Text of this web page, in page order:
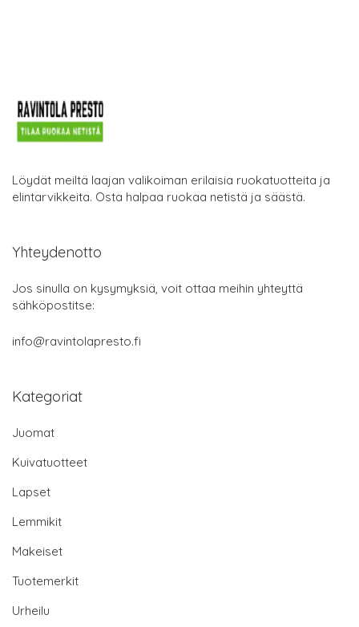
Löydät meiltä laajan valikoiman erilaisia ruokatuotteita ja
elintarvikkeita. Osta halpaa ruokaa netistä ja säästä.
Yhteydenotto
Jos sinulla on kysymyksiä, voit ottaa meihin yhteyttä
sähköpostitse:
info@ravintolapresto.fi
Kategoriat
Juomat
Kuivatuotteet
Lapset
Lemmikit
Makeiset
Tuotemerkit
Urheilu